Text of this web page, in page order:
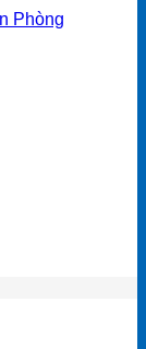
Phòng